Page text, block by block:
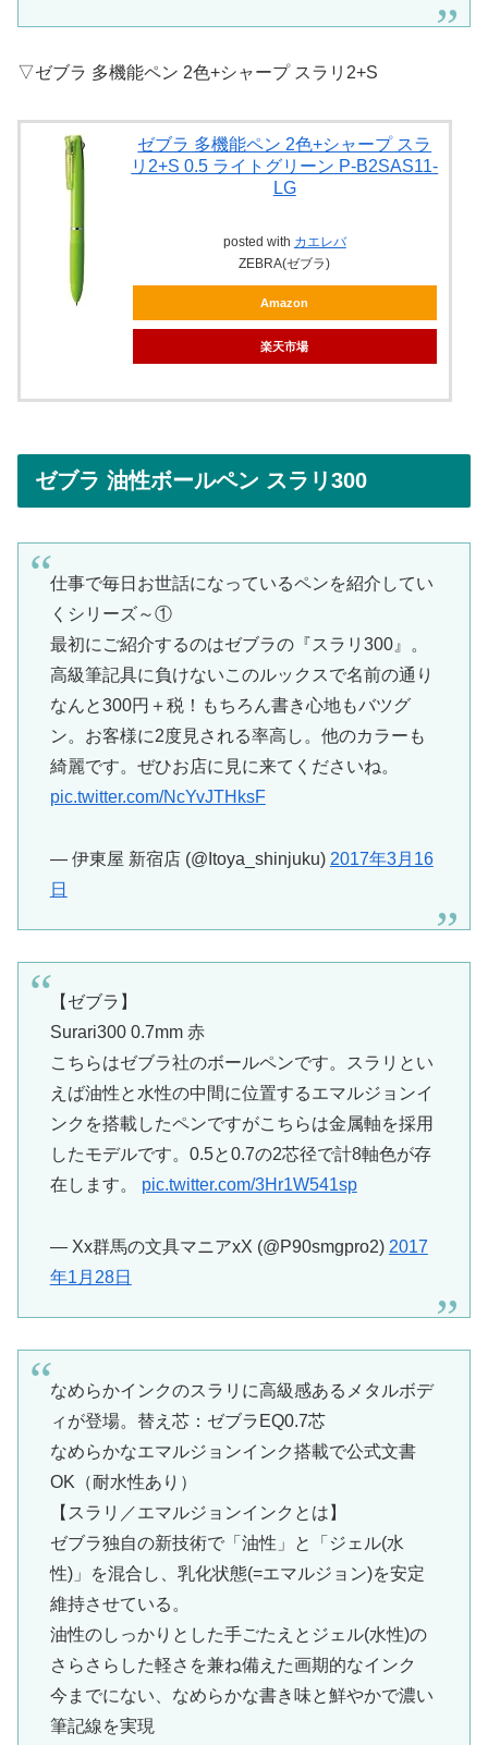
▽ゼブラ 多機能ペン 2色+シャープ スラリ2+S
ゼブラ 多機能ペン 2色+シャープ スラ
リ2+S 0.5 ライトグリーン P-B2SAS11-
LG
posted with カエレバ
ZEBRA(ゼブラ)
Amazon
楽天市場
ゼブラ 油性ボールペン スラリ300
仕事で毎日お世話になっているペンを紹介してい
くシリーズ～①
最初にご紹介するのはゼブラの『スラリ300』。
高級筆記具に負けないこのルックスで名前の通り
なんと300円＋税！もちろん書き心地もバツグ
ン。お客様に2度見される率高し。他のカラーも
綺麗です。ぜひお店に見に来てくださいね。
pic.twitter.com/NcYvJTHksF
— 伊東屋 新宿店 (@Itoya_shinjuku) 2017年3月16
日
【ゼブラ】
Surari300 0.7mm 赤
こちらはゼブラ社のボールペンです。スラリとい
えば油性と水性の中間に位置するエマルジョンイ
ンクを搭載したペンですがこちらは金属軸を採用
したモデルです。0.5と0.7の2芯径で計8軸色が存
在します。 pic.twitter.com/3Hr1W541sp
— Xx群馬の文具マニアxX (@P90smgpro2) 2017
年1月28日
なめらかインクのスラリに高級感あるメタルボデ
ィが登場。替え芯：ゼブラEQ0.7芯
なめらかなエマルジョンインク搭載で公式文書
OK（耐水性あり）
【スラリ／エマルジョンインクとは】
ゼブラ独自の新技術で「油性」と「ジェル(水
性)」を混合し、乳化状態(=エマルジョン)を安定
維持させている。
油性のしっかりとした手ごたえとジェル(水性)の
さらさらした軽さを兼ね備えた画期的なインク
今までにない、なめらかな書き味と鮮やかで濃い
筆記線を実現